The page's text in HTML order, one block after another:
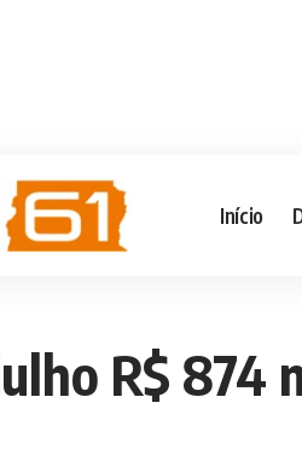
Início
R$ 874